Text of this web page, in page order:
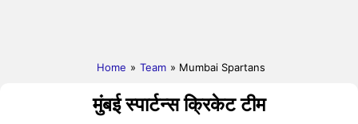
Home » Team » Mumbai Spartans
मुंबई स्पार्टन्स क्रिकेट टीम